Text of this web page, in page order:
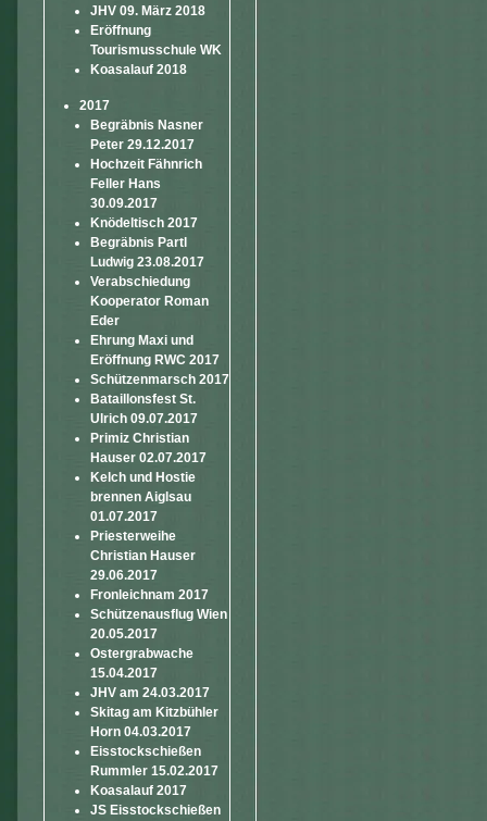
JHV 09. März 2018
Eröffnung
Tourismusschule WK
Koasalauf 2018
2017
Begräbnis Nasner
Peter 29.12.2017
Hochzeit Fähnrich
Feller Hans
30.09.2017
Knödeltisch 2017
Begräbnis Partl
Ludwig 23.08.2017
Verabschiedung
Kooperator Roman
Eder
Ehrung Maxi und
Eröffnung RWC 2017
Schützenmarsch 2017
Bataillonsfest St.
Ulrich 09.07.2017
Primiz Christian
Hauser 02.07.2017
Kelch und Hostie
brennen Aiglsau
01.07.2017
Priesterweihe
Christian Hauser
29.06.2017
Fronleichnam 2017
Schützenausflug Wien
20.05.2017
Ostergrabwache
15.04.2017
JHV am 24.03.2017
Skitag am Kitzbühler
Horn 04.03.2017
Eisstockschießen
Rummler 15.02.2017
Koasalauf 2017
JS Eisstockschießen